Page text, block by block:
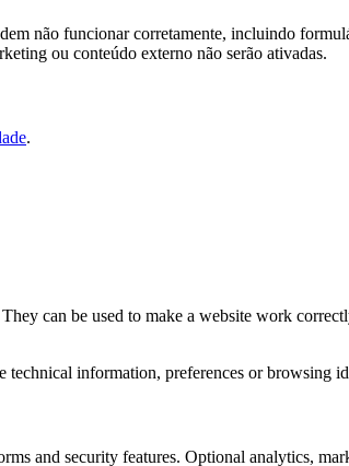
não funcionar corretamente, incluindo
ou conteúdo externo não serão ativadas.
.
can be used to make a website work
information, preferences or browsing
and security features. Optional analytics,